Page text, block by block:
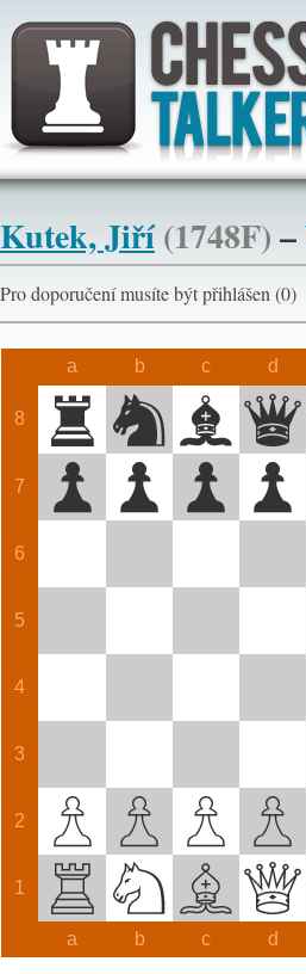
Kutek, Jiří(1748F)–
Pro doporučení musíte být přihlášen
a b c d
8
7
6
5
4
3
2
1
a b c d